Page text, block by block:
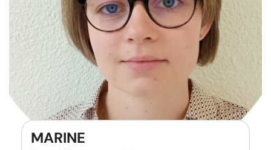
MARINE